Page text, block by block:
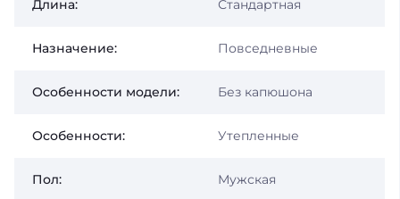
Длина: Стандартная
Назначение: Повседневные
Особенности модели: Без капюшона
Особенности: Утепленные
Пол: Мужская